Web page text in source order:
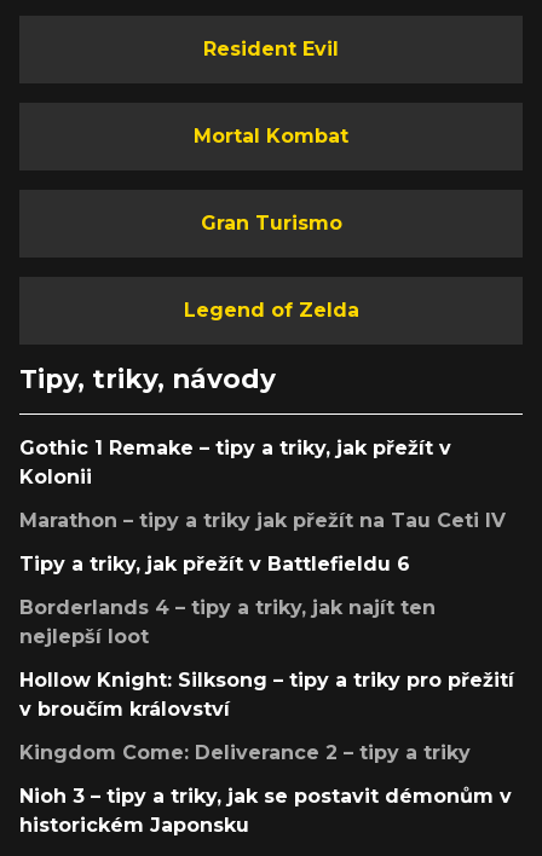
Resident Evil
Mortal Kombat
Gran Turismo
Legend of Zelda
Tipy, triky, návody
Gothic 1 Remake – tipy a triky, jak přežít v
Kolonii
Marathon – tipy a triky jak přežít na Tau Ceti IV
Tipy a triky, jak přežít v Battlefieldu 6
Borderlands 4 – tipy a triky, jak najít ten
nejlepší loot
Hollow Knight: Silksong – tipy a triky pro přežití
v broučím království
Kingdom Come: Deliverance 2 – tipy a triky
Nioh 3 – tipy a triky, jak se postavit démonům v
historickém Japonsku